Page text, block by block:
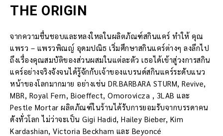
THE ORIGIN
จากความชื่นชอบและหลงใหลในผลิตภัณฑ์สกินแคร์ ทำให้ คุณ
แพรว – แพรวพิณญ์ อุดมปณิธ เริ่มศึกษาสกินแคร์ต่างๆ ลงลึกไป
ถึงเรื่องคุณสมบัติของส่วนผสมในแต่ละตัว เธอได้เข้าสู่วงการสกิน
แคร์อย่างจริงจังจนได้รู้จักกับเจ้าของแบรนด์สกินแคร์ระดับแนว
หน้าของโลกมากมาย อย่างเช่น DR.BARBARA STURM, Revive,
MBR, Royal Fern, Bioeffect, Omorovicza , 3LAB และ
Pestle Mortar ผลิตภัณฑ์ในร้านได้รับการยอมรับจากบรรดาคน
ดังทั่วโลก ไม่ว่าจะเป็น Gigi Hadid, Hailey Bieber, Kim
Kardashian, Victoria Beckham และ Beyoncé